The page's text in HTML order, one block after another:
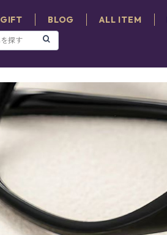
GIFT BLOG ALL ITEM